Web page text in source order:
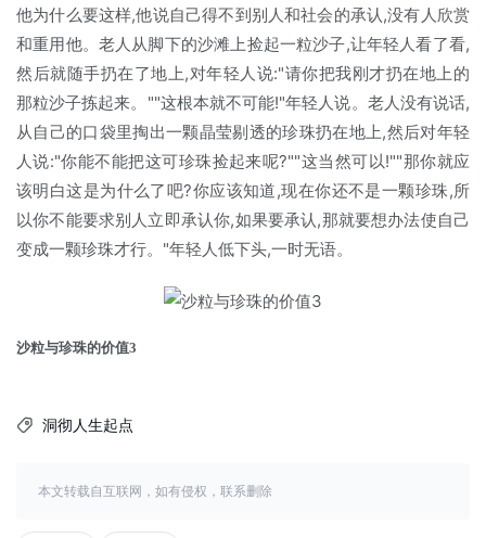
他为什么要这样,他说自己得不到别人和社会的承认,没有人欣赏
和重用他。老人从脚下的沙滩上捡起一粒沙子,让年轻人看了看,
然后就随手扔在了地上,对年轻人说:"请你把我刚才扔在地上的
那粒沙子拣起来。""这根本就不可能!"年轻人说。老人没有说话,
从自己的口袋里掏出一颗晶莹剔透的珍珠扔在地上,然后对年轻
人说:"你能不能把这可珍珠捡起来呢?""这当然可以!""那你就应
该明白这是为什么了吧?你应该知道,现在你还不是一颗珍珠,所
以你不能要求别人立即承认你,如果要承认,那就要想办法使自己
变成一颗珍珠才行。"年轻人低下头,一时无语。
沙粒与珍珠的价值3
 洞彻人生起点
本文转载自互联网，如有侵权，联系删除